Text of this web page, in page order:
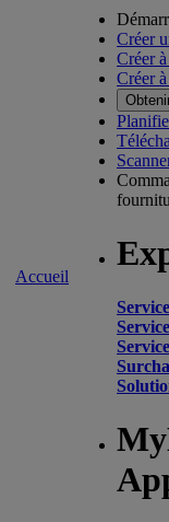
Accueil
Créer
Créer
Créer